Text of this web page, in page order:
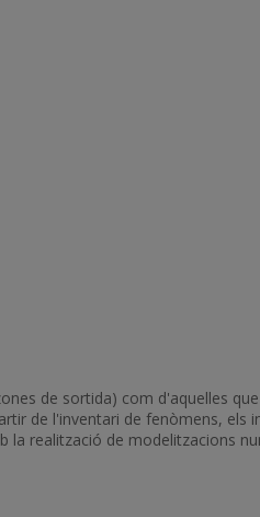
de sortida) com d'aquelles
de l'inventari de fenòmens,
realització de modelitzacions